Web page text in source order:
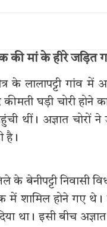
की मां के हीरे
के लालापट्टी गांव
घड़ी चोरी
थीं। अज्ञात चोरों
है।
के बेनीपट्टी
में शामिल होने गए
था। इसी बीच